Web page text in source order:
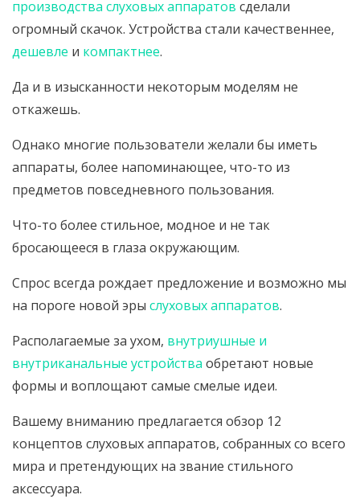
производства слуховых аппаратов сделали
огромный скачок. Устройства стали качественнее,
дешевле и компактнее.
Да и в изысканности некоторым моделям не
откажешь.
Однако многие пользователи желали бы иметь
аппараты, более напоминающее, что-то из
предметов повседневного пользования.
Что-то более стильное, модное и не так
бросающееся в глаза окружающим.
Спрос всегда рождает предложение и возможно мы
на пороге новой эры слуховых аппаратов.
Располагаемые за ухом, внутриушные и
внутриканальные устройства обретают новые
формы и воплощают самые смелые идеи.
Вашему вниманию предлагается обзор 12
концептов слуховых аппаратов, собранных со всего
мира и претендующих на звание стильного
аксессуара.